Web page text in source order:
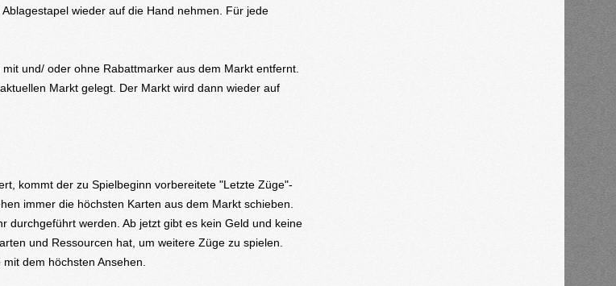
wieder auf die Hand nehmen. Für jede
und/ oder ohne Rabattmarker aus dem Markt entfernt.
Markt gelegt. Der Markt wird dann wieder auf
kommt der zu Spielbeginn vorbereitete "Letzte Züge"-
immer die höchsten Karten aus dem Markt schieben.
durchgeführt werden. Ab jetzt gibt es kein Geld und keine
und Ressourcen hat, um weitere Züge zu spielen.
dem höchsten Ansehen.